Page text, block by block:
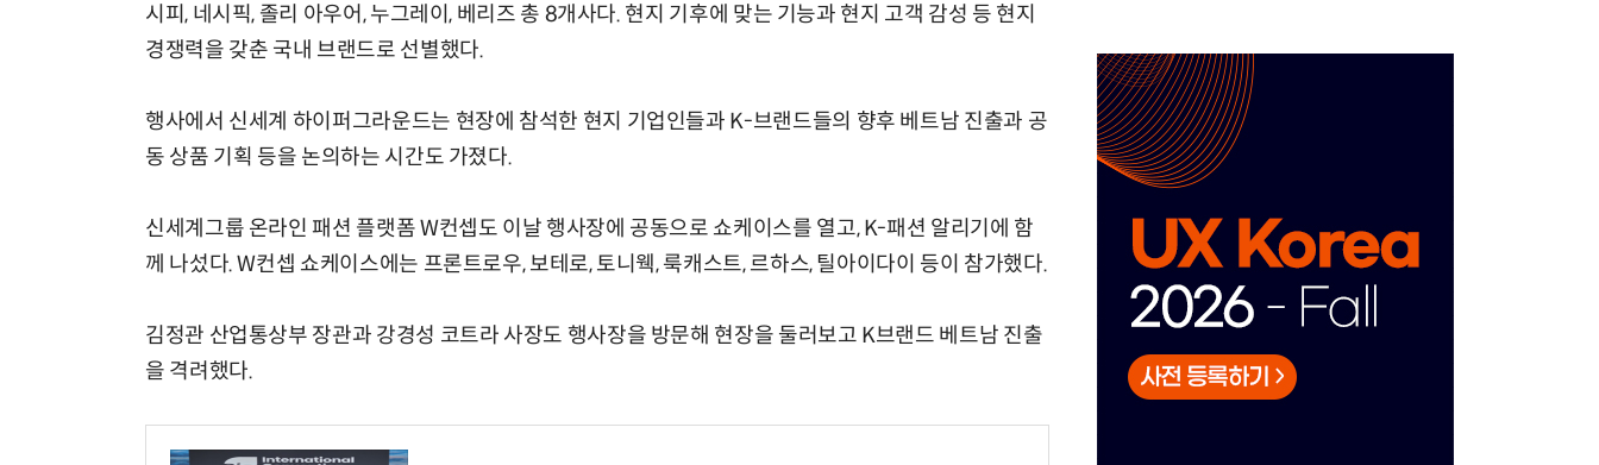
시피, 네시픽, 졸리 아우어, 누그레이, 베리즈 총 8개사다. 현지 기후에 맞는 기능과 현지 고객 감성 등 현지
경쟁력을 갖춘 국내 브랜드로 선별했다.
행사에서 신세계 하이퍼그라운드는 현장에 참석한 현지 기업인들과 K-브랜드들의 향후 베트남 진출과 공
동 상품 기획 등을 논의하는 시간도 가졌다.
신세계그룹 온라인 패션 플랫폼 W컨셉도 이날 행사장에 공동으로 쇼케이스를 열고, K-패션 알리기에 함
께 나섰다. W컨셉 쇼케이스에는 프론트로우, 보테로, 토니웩, 룩캐스트, 르하스, 틸아이다이 등이 참가했다.
김정관 산업통상부 장관과 강경성 코트라 사장도 행사장을 방문해 현장을 둘러보고 K브랜드 베트남 진출
을 격려했다.